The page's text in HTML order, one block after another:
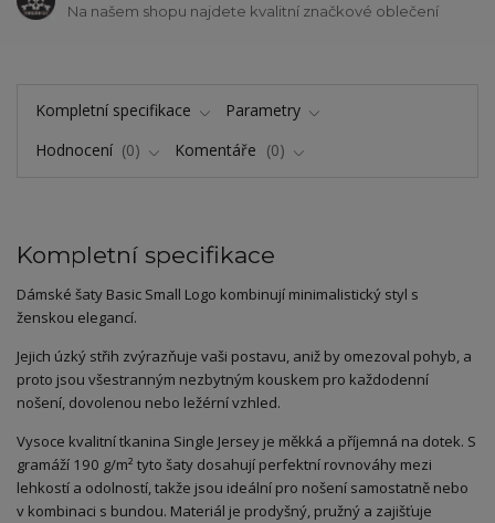
Na našem shopu najdete kvalitní značkové oblečení
Kompletní specifikace
Parametry
Hodnocení
0 Komentáře 0
Kompletní specifikace
Dámské šaty Basic Small Logo kombinují minimalistický styl s
ženskou elegancí.
Jejich úzký střih zvýrazňuje vaši postavu, aniž by omezoval pohyb, a
proto jsou všestranným nezbytným kouskem pro každodenní
nošení, dovolenou nebo ležérní vzhled.
Vysoce kvalitní tkanina Single Jersey je měkká a příjemná na dotek. S
gramáží 190 g/m² tyto šaty dosahují perfektní rovnováhy mezi
lehkostí a odolností, takže jsou ideální pro nošení samostatně nebo
v kombinaci s bundou. Materiál je prodyšný, pružný a zajišťuje